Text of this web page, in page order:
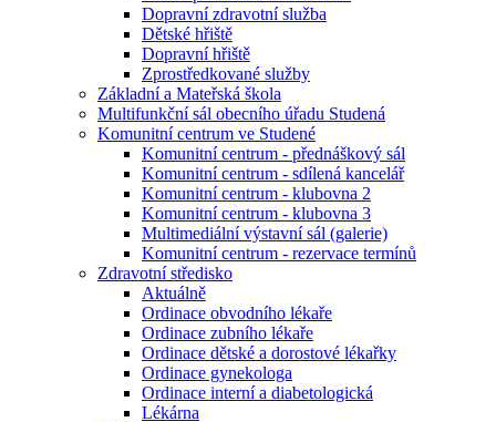
Dopravní zdravotní služba
Dětské hřiště
Dopravní hřiště
Zprostředkované služby
Základní a Mateřská škola
Multifunkční sál obecního úřadu Studená
Komunitní centrum ve Studené
Komunitní centrum - přednáškový sál
Komunitní centrum - sdílená kancelář
Komunitní centrum - klubovna 2
Komunitní centrum - klubovna 3
Multimediální výstavní sál (galerie)
Komunitní centrum - rezervace termínů
Zdravotní středisko
Aktuálně
Ordinace obvodního lékaře
Ordinace zubního lékaře
Ordinace dětské a dorostové lékařky
Ordinace gynekologa
Ordinace interní a diabetologická
Lékárna